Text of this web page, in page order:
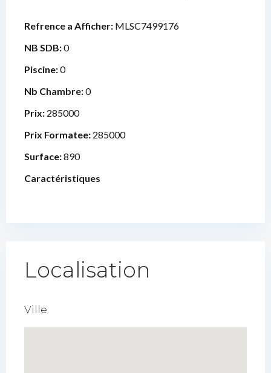
Refrence a Afficher: MLSC7499176
NB SDB:0
Piscine:0
Nb Chambre:0
Prix: 285000
Prix Formatee: 285000
Surface:890
Caractéristiques
Localisation
Ville: